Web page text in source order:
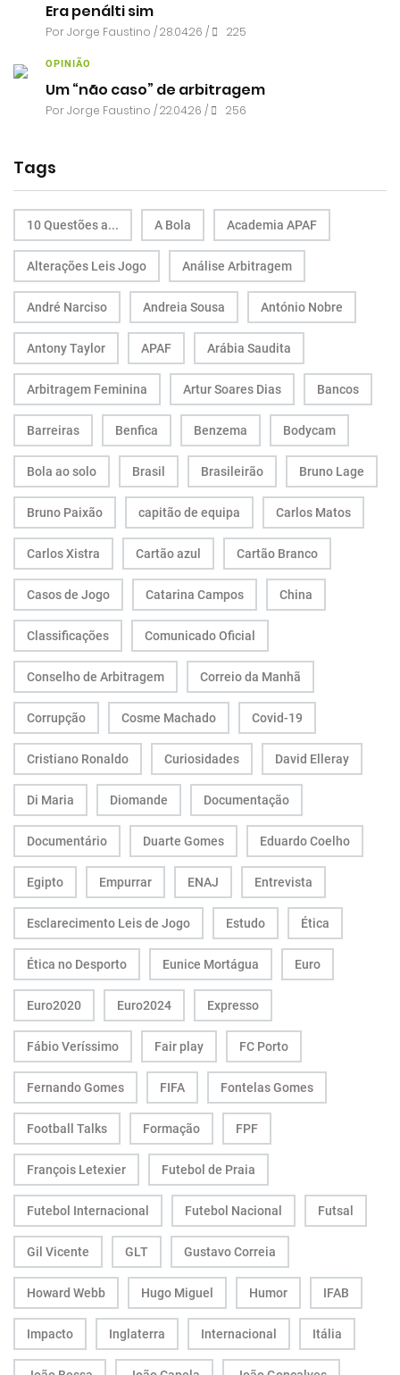
Era penálti sim
PorJorge Faustino / 28.04.26 / 225
OPINIÃO
Um “não caso” de arbitragem
PorJorge Faustino / 22.04.26 / 256
Tags
10 Questões a... A Bola Academia APAF
Alterações Leis Jogo Análise Arbitragem
André Narciso Andreia Sousa António Nobre
Antony Taylor APAF Arábia Saudita
Arbitragem Feminina Artur Soares Dias Bancos
Barreiras Benfica Benzema Bodycam
Bola ao solo Brasil Brasileirão Bruno Lage
Bruno Paixão capitão de equipa Carlos Matos
Carlos Xistra Cartão azul Cartão Branco
Casos de Jogo Catarina Campos China
Classificações Comunicado Oficial
Conselho de Arbitragem Correio da Manhã
Corrupção Cosme Machado Covid-19
Cristiano Ronaldo Curiosidades David Elleray
Di Maria Diomande Documentação
Documentário Duarte Gomes Eduardo Coelho
Egipto Empurrar ENAJ Entrevista
Esclarecimento Leis de Jogo Estudo Ética
Ética no Desporto Eunice Mortágua Euro
Euro2020 Euro2024 Expresso
Fábio Veríssimo Fair play FC Porto
Fernando Gomes FIFA Fontelas Gomes
Football Talks Formação FPF
François Letexier Futebol de Praia
Futebol Internacional Futebol Nacional Futsal
Gil Vicente GLT Gustavo Correia
Howard Webb Hugo Miguel Humor IFAB
Impacto Inglaterra Internacional Itália